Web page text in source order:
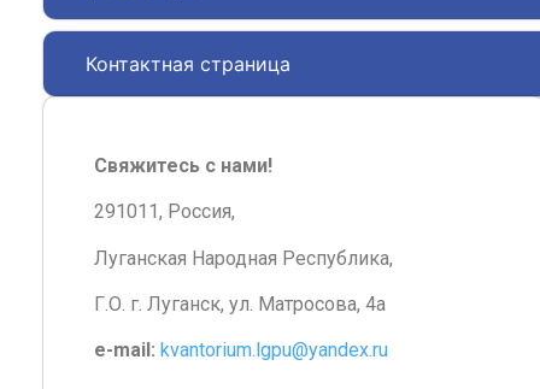
Контактная страница
Свяжитесь с нами!
291011, Россия,
Луганская Народная Республика,
Г.О. г. Луганск, ул. Матросова, 4а
e-mail: kvantorium.lgpu@yandex.ru